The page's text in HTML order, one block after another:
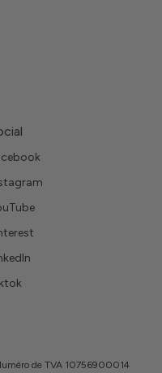
de TVA 10756900014